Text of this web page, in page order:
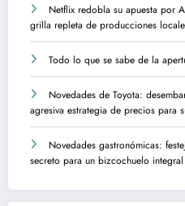
Netflix redobla su apuesta por
grilla repleta de producciones
Todo lo que se sabe de la
Novedades de Toyota:
agresiva estrategia de precios para
Novedades gastronómicas:
secreto para un bizcochuelo